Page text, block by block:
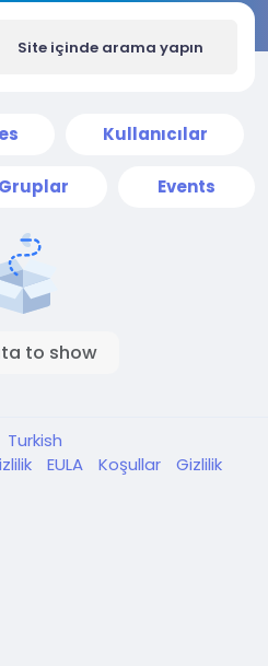
Site içinde arama yapın
Kullanıcılar
Gruplar Events
to show
Turkish
EULA Koşullar
Gizlilik